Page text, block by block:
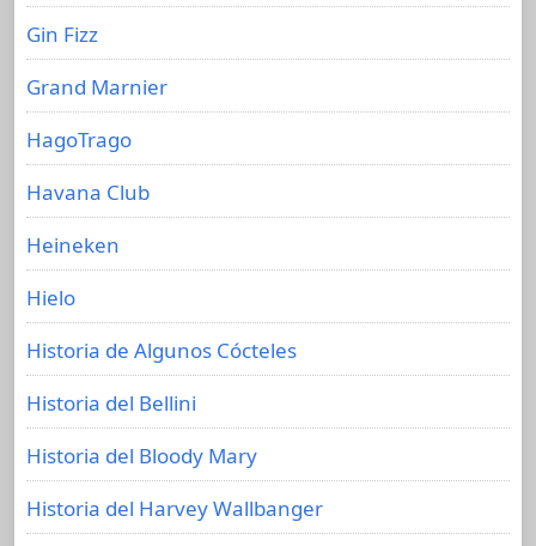
Gin Fizz
Grand Marnier
HagoTrago
Havana Club
Heineken
Hielo
Historia de Algunos Cócteles
Historia del Bellini
Historia del Bloody Mary
Historia del Harvey Wallbanger